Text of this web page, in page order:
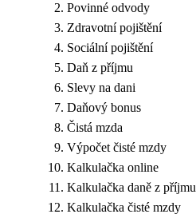
Povinné odvody
Zdravotní pojištění
Sociální pojištění
Daň z příjmu
Slevy na dani
Daňový bonus
Čistá mzda
Výpočet čisté mzdy
Kalkulačka online
Kalkulačka daně z příjmu
Kalkulačka čisté mzdy